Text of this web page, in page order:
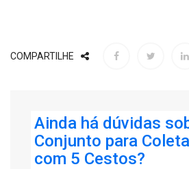
COMPARTILHE
Ainda há dúvidas
Conjunto para
com 5 Cestos?